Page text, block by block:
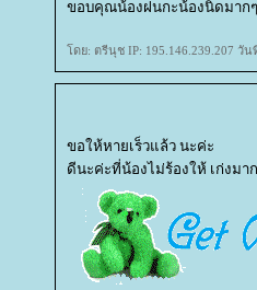
ขอบคุณน้องฝนกะน้องนิดมาก
ดย: ตรีนุช IP: 195.146.239.207 วัน
ขอให้หายเร็วแล้ว นะค่ะ
ดีนะค่ะที่น้องไม่ร้องให้ เก่งม